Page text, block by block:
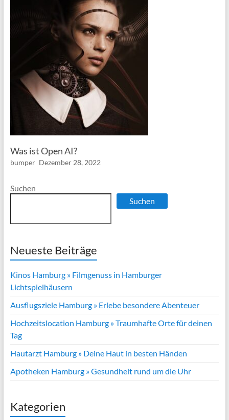
Was ist Open AI?
bumper Dezember 28, 2022
Suchen
Suchen
Neueste Beiträge
Kinos Hamburg » Filmgenuss in Hamburger
Lichtspielhäusern
Ausflugsziele Hamburg » Erlebe besondere Abenteuer
Hochzeitslocation Hamburg » Traumhafte Orte für deinen
Tag
Hautarzt Hamburg » Deine Haut in besten Händen
Apotheken Hamburg » Gesundheit rund um die Uhr
Kategorien